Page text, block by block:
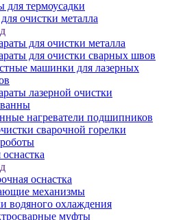
для термоусадки
очистки металла
для очистки металла
для очистки сварных швов
машинки для лазерных
лазерной очистки
нагреватели подшипников
сварочной горелки
оснастка
механизмы
водяного охлаждения
муфты